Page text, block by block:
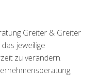
Greiter & Greiter
jeweilige
zu verändern.